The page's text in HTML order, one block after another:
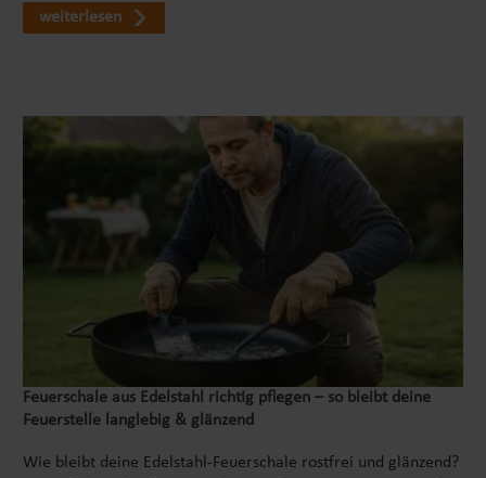
weiterlesen
Feuerschale aus Edelstahl richtig pflegen – so bleibt deine
Feuerstelle langlebig & glänzend
Wie bleibt deine Edelstahl-Feuerschale rostfrei und glänzend?